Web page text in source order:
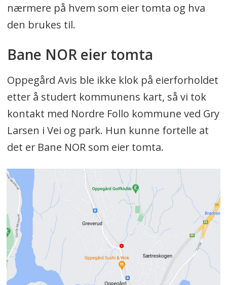
nærmere på hvem som eier tomta og hva
den brukes til.
Bane NOR eier tomta
Oppegård Avis ble ikke klok på eierforholdet
etter å studert kommunens kart, så vi tok
kontakt med Nordre Follo kommune ved Gry
Larsen i Vei og park. Hun kunne fortelle at
det er Bane NOR som eier tomta.